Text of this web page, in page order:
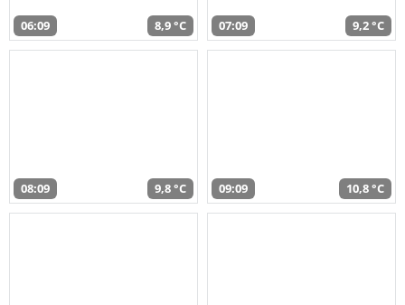
06:09 8,9 °C 07:09 9,2 °C
08:09 9,8 °C 09:09 10,8 °C